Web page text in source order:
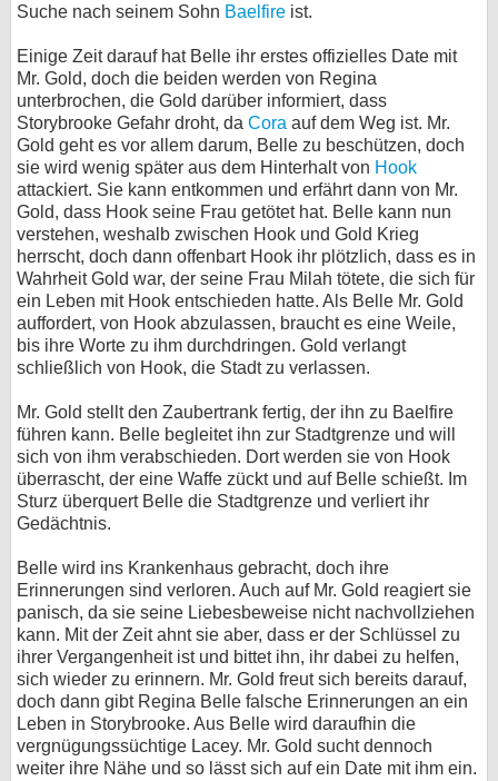
Suche nach seinem Sohn Baelfire ist.
Einige Zeit darauf hat Belle ihr erstes offizielles Date mit
Mr. Gold, doch die beiden werden von Regina
unterbrochen, die Gold darüber informiert, dass
Storybrooke Gefahr droht, da Cora auf dem Weg ist. Mr.
Gold geht es vor allem darum, Belle zu beschützen, doch
sie wird wenig später aus dem Hinterhalt von Hook
attackiert. Sie kann entkommen und erfährt dann von Mr.
Gold, dass Hook seine Frau getötet hat. Belle kann nun
verstehen, weshalb zwischen Hook und Gold Krieg
herrscht, doch dann offenbart Hook ihr plötzlich, dass es in
Wahrheit Gold war, der seine Frau Milah tötete, die sich für
ein Leben mit Hook entschieden hatte. Als Belle Mr. Gold
auffordert, von Hook abzulassen, braucht es eine Weile,
bis ihre Worte zu ihm durchdringen. Gold verlangt
schließlich von Hook, die Stadt zu verlassen.
Mr. Gold stellt den Zaubertrank fertig, der ihn zu Baelfire
führen kann. Belle begleitet ihn zur Stadtgrenze und will
sich von ihm verabschieden. Dort werden sie von Hook
überrascht, der eine Waffe zückt und auf Belle schießt. Im
Sturz überquert Belle die Stadtgrenze und verliert ihr
Gedächtnis.
Belle wird ins Krankenhaus gebracht, doch ihre
Erinnerungen sind verloren. Auch auf Mr. Gold reagiert sie
panisch, da sie seine Liebesbeweise nicht nachvollziehen
kann. Mit der Zeit ahnt sie aber, dass er der Schlüssel zu
ihrer Vergangenheit ist und bittet ihn, ihr dabei zu helfen,
sich wieder zu erinnern. Mr. Gold freut sich bereits darauf,
doch dann gibt Regina Belle falsche Erinnerungen an ein
Leben in Storybrooke. Aus Belle wird daraufhin die
vergnügungssüchtige Lacey. Mr. Gold sucht dennoch
weiter ihre Nähe und so lässt sich auf ein Date mit ihm ein.